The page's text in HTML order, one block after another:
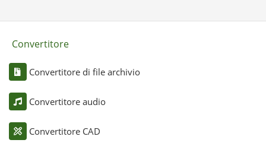
Convertitore
Convertitore di file archivio
Convertitore audio
Convertitore CAD